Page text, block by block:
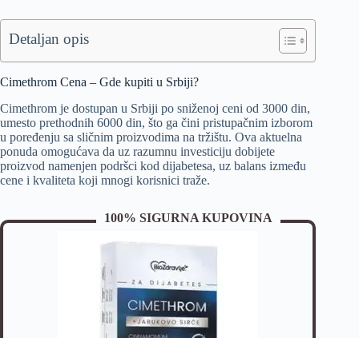
Detaljan opis
Cimethrom Cena – Gde kupiti u Srbiji?
Cimethrom je dostupan u Srbiji po sniženoj ceni od 3000 din,
umesto prethodnih 6000 din, što ga čini pristupačnim izborom
u poređenju sa sličnim proizvodima na tržištu. Ova aktuelna
ponuda omogućava da uz razumnu investiciju dobijete
proizvod namenjen podršci kod dijabetesa, uz balans između
cene i kvaliteta koji mnogi korisnici traže.
100% SIGURNA KUPOVINA